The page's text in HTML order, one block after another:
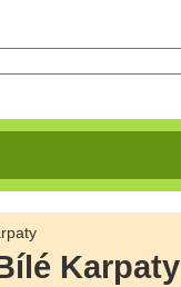
Karpaty